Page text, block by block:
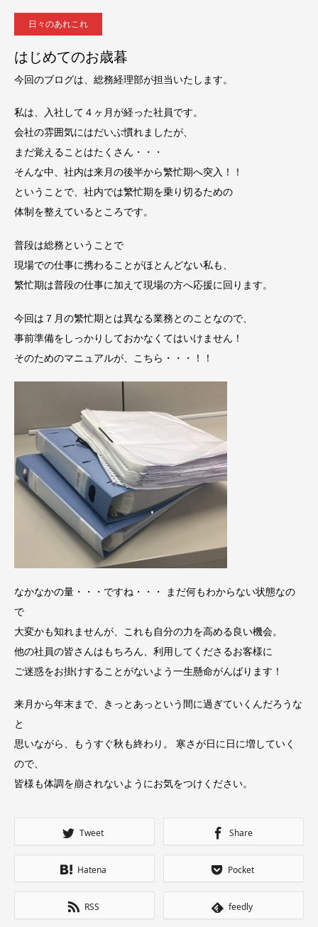
日々のあれこれ
はじめてのお歳暮
今回のブログは、総務経理部が担当いたします。
私は、入社して４ヶ月が経った社員です。
会社の雰囲気にはだいぶ慣れましたが、
まだ覚えることはたくさん・・・
そんな中、社内は来月の後半から繁忙期へ突入！！
ということで、社内では繁忙期を乗り切るための
体制を整えているところです。
普段は総務ということで
現場での仕事に携わることがほとんどない私も、
繁忙期は普段の仕事に加えて現場の方へ応援に回ります。
今回は７月の繁忙期とは異なる業務とのことなので、
事前準備をしっかりしておかなくてはいけません！
そのためのマニュアルが、こちら・・・！！
なかなかの量・・・ですね・・・ まだ何もわからない状態なの
で
大変かも知れませんが、これも自分の力を高める良い機会。
他の社員の皆さんはもちろん、利用してくださるお客様に
ご迷惑をお掛けすることがないよう一生懸命がんばります！
来月から年末まで、きっとあっという間に過ぎていくんだろうな
と
思いながら、もうすぐ秋も終わり。 寒さが日に日に増していく
ので、
皆様も体調を崩されないようにお気をつけください。
Tweet Share
Hatena Pocket
RSS feedly